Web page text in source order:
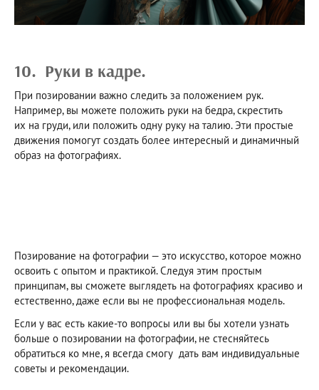
10. Руки в кадре.
При позировании важно следить за положением рук.
Например, вы можете положить руки на бедра, скрестить
их на груди, или положить одну руку на талию. Эти простые
движения помогут создать более интересный и динамичный
образ на фотографиях.
Позирование на фотографии — это искусство, которое можно
освоить с опытом и практикой. Следуя этим простым
принципам, вы сможете выглядеть на фотографиях красиво и
естественно, даже если вы не профессиональная модель.
Если у вас есть какие-то вопросы или вы бы хотели узнать
больше о позировании на фотографии, не стесняйтесь
обратиться ко мне, я всегда смогу дать вам индивидуальные
советы и рекомендации.